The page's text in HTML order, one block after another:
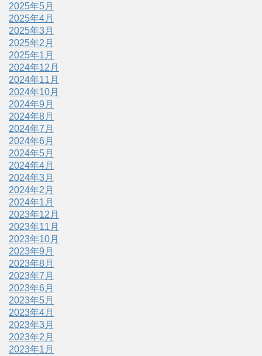
2025年5月
2025年4月
2025年3月
2025年2月
2025年1月
2024年12月
2024年11月
2024年10月
2024年9月
2024年8月
2024年7月
2024年6月
2024年5月
2024年4月
2024年3月
2024年2月
2024年1月
2023年12月
2023年11月
2023年10月
2023年9月
2023年8月
2023年7月
2023年6月
2023年5月
2023年4月
2023年3月
2023年2月
2023年1月